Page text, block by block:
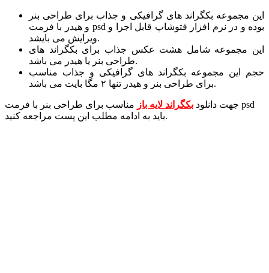
این مجموعه بکگراند های گرافیکی و جذاب برای طراحی بنر
و هیدر با فرمت psd بوده و در نرم افزار فتوشاپ قابل اجرا و
ویرایش می بایشد.
این مجموعه شامل هشت عکس جذاب برای بکگراند های
طراحی بنر یا هیدر می باشد.
حجم این مجموعه بکگراند های گرافیکی و جذاب مناسب
برای طراحی بنر و هیدر تنها ۲ مگا بایت می باشد.
جهت دانلود بکگراند لایه باز مناسب برای طراحی بنر با فرمت psd
باید به ادامه مطلب این پست مراجعه کنید.